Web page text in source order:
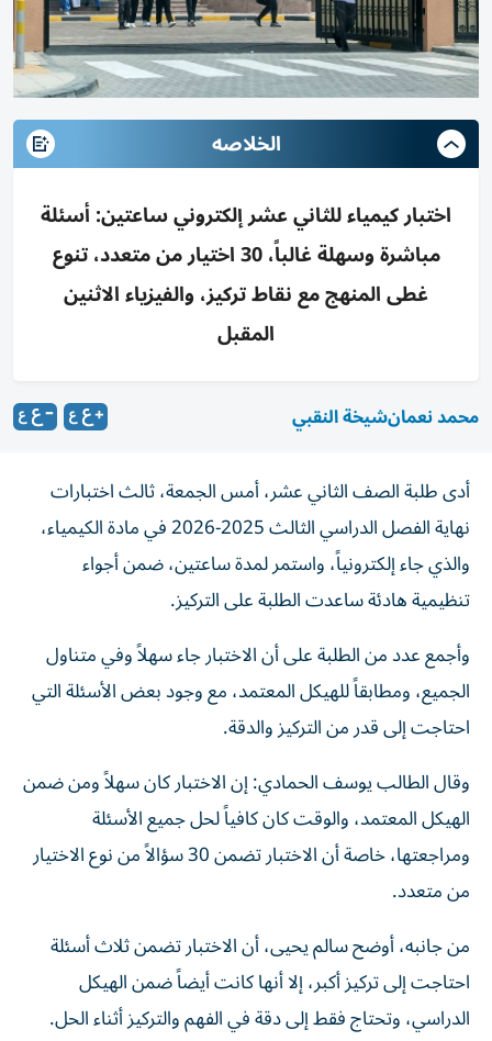
الخلاصه
اختبار كيمياء للثاني عشر إلكتروني ساعتين: أسئلة
مباشرة وسهلة غالباً، 30 اختيار من متعدد، تنوع
غطى المنهج مع نقاط تركيز، والفيزياء الاثنين
المقبل
محمد نعمانشيخة النقبي
أدى طلبة الصف الثاني عشر، أمس الجمعة، ثالث اختبارات
نهاية الفصل الدراسي الثالث 2025-2026 في مادة الكيمياء،
والذي جاء إلكترونياً، واستمر لمدة ساعتين، ضمن أجواء
تنظيمية هادئة ساعدت الطلبة على التركيز.
وأجمع عدد من الطلبة على أن الاختبار جاء سهلاً وفي متناول
الجميع، ومطابقاً للهيكل المعتمد، مع وجود بعض الأسئلة التي
احتاجت إلى قدر من التركيز والدقة.
وقال الطالب يوسف الحمادي: إن الاختبار كان سهلاً ومن ضمن
الهيكل المعتمد، والوقت كان كافياً لحل جميع الأسئلة
ومراجعتها، خاصة أن الاختبار تضمن 30 سؤالاً من نوع الاختيار
من متعدد.
من جانبه، أوضح سالم يحيى، أن الاختبار تضمن ثلاث أسئلة
احتاجت إلى تركيز أكبر، إلا أنها كانت أيضاً ضمن الهيكل
الدراسي، وتحتاج فقط إلى دقة في الفهم والتركيز أثناء الحل.